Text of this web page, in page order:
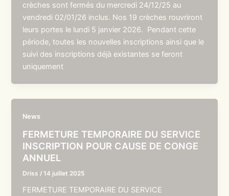
crèches sont fermés du mercredi 24/12/25 au
vendredi 02/01/26 inclus. Nos 19 crèches rouvriront
leurs portes le lundi 5 janvier 2026. Pendant cette
période, toutes les nouvelles inscriptions ainsi que le
suivi des inscriptions déjà existantes se feront
uniquement
News
FERMETURE TEMPORAIRE DU SERVICE
INSCRIPTION POUR CAUSE DE CONGE
ANNUEL
Driss /14 juillet 2025
FERMETURE TEMPORAIRE DU SERVICE